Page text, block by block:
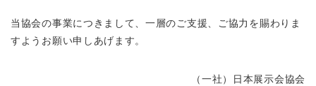
当協会の事業につきまして、一層のご支援、ご協力を賜わりま
すようお願い申しあげます。
（一社）日本展示会協会